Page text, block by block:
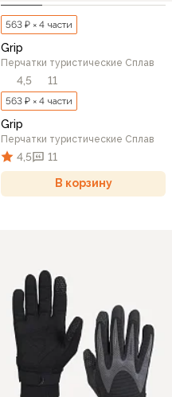
563 ₽ × 4 части
Grip
Перчатки туристические Сплав
4,5 11
563 ₽ × 4 части
Grip
Перчатки туристические Сплав
4,5 11
В корзину